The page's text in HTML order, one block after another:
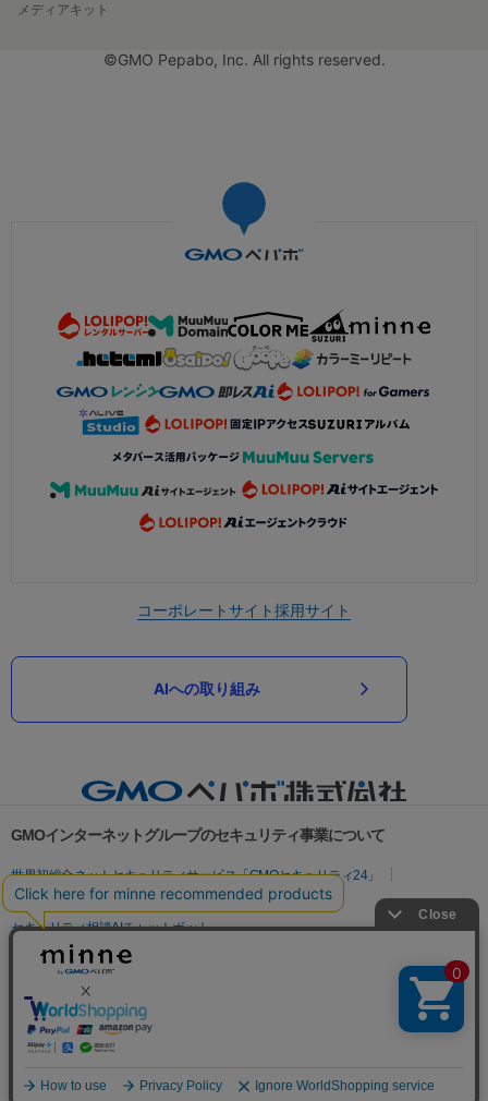
メディアキット
©GMO Pepabo, Inc. All rights reserved.
コーポレートサイト採用サイト
AIへの取り組み
GMOインターネットグループのセキュリティ事業について
世界初総合ネットセキュリティサービス「GMOセキュリティ24」
パスワード漏洩診断
Webサイトリスク診断
セキュリティ相談AIチャットボット
実在証明・盗聴対策
サイバー攻撃対策（GMO Flatt Security）
セキュリティ事業の軌跡